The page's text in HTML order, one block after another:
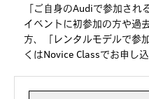
「ご自身のAudiで参加さ
イベントに初参加の方や過
方、「レンタルモデルで参
くはNovice Classでお申し込